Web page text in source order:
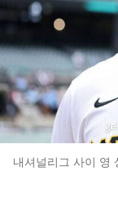
내셔널리그 사이 영